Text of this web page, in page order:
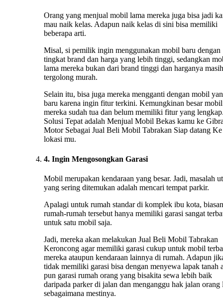
Orang yang menjual mobil lama mereka juga bisa jadi
mau naik kelas. Adapun naik kelas di sini bisa memiliki
beberapa arti.
Misal, si pemilik ingin menggunakan mobil baru dengan
tingkat brand dan harga yang lebih tinggi, sedangkan
lama mereka bukan dari brand tinggi dan harganya masih
tergolong murah.
Selain itu, bisa juga mereka mengganti dengan mobil
baru karena ingin fitur terkini. Kemungkinan besar mobil
mereka sudah tua dan belum memiliki fitur yang
Solusi Tepat adalah Menjual Mobil Bekas kamu ke
Motor Sebagai Jual Beli Mobil Tabrakan Siap datang Ke
lokasi mu.
4. Ingin Mengosongkan Garasi
Mobil merupakan kendaraan yang besar. Jadi, masalah
yang sering ditemukan adalah mencari tempat parkir.
Apalagi untuk rumah standar di komplek ibu kota,
rumah-rumah tersebut hanya memiliki garasi sangat
untuk satu mobil saja.
Jadi, mereka akan melakukan Jual Beli Mobil Tabrakan
Keroncong agar memiliki garasi cukup untuk mobil
mereka ataupun kendaraan lainnya di rumah. Adapun
tidak memiliki garasi bisa dengan menyewa lapak tanah
pun garasi rumah orang yang bisakita sewa lebih baik
daripada parker di jalan dan menganggu hak jalan orang
sebagaimana mestinya.